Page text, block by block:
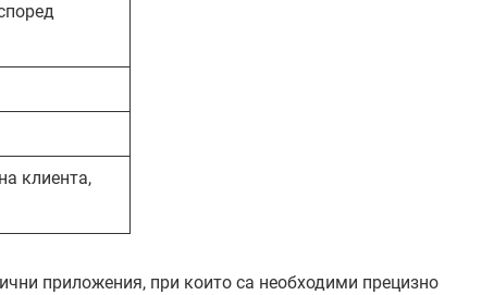
клиента,
приложения, при които са необходими прецизно